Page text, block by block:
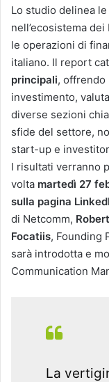
Lo studio delinea
nell’ecosistema
le operazioni di
italiano. Il report
principali, offrendo
investimento,
diverse sezioni
sfide del settore,
start-up e
I risultati verranno
volta martedì 27
sulla pagina
di Netcomm,
Focatiis, Founding
sarà introdotta e
Communication
La